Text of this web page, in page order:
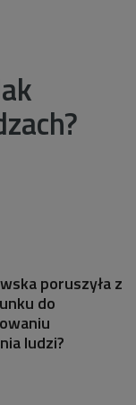
poruszyła z
do
ludzi?